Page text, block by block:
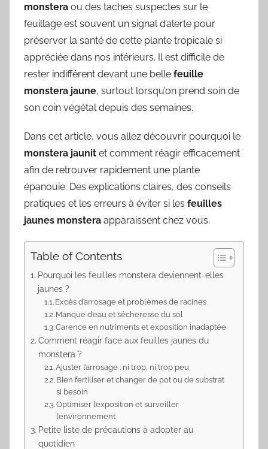
monstera ou des taches suspectes sur le
feuillage est souvent un signal d’alerte pour
préserver la santé de cette plante tropicale si
appréciée dans nos intérieurs. Il est difficile de
rester indifférent devant une belle feuille
monstera jaune, surtout lorsqu’on prend soin de
son coin végétal depuis des semaines.
Dans cet article, vous allez découvrir pourquoi le
monstera jaunit et comment réagir efficacement
afin de retrouver rapidement une plante
épanouie. Des explications claires, des conseils
pratiques et les erreurs à éviter si les feuilles
jaunes monstera apparaissent chez vous.
Table of Contents
Pourquoi les feuilles monstera deviennent-elles
jaunes ?
Excès d’arrosage et problèmes de racines
Manque d’eau et sécheresse du sol
Carence en nutriments et exposition inadaptée
Comment réagir face aux feuilles jaunes du
monstera ?
Ajuster l’arrosage : ni trop, ni trop peu
Bien fertiliser et changer de pot ou de substrat
si besoin
Optimiser l’exposition et surveiller
l’environnement
Petite liste de précautions à adopter au
quotidien